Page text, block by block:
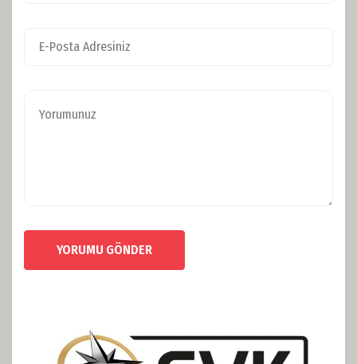
YORUMU GÖNDER